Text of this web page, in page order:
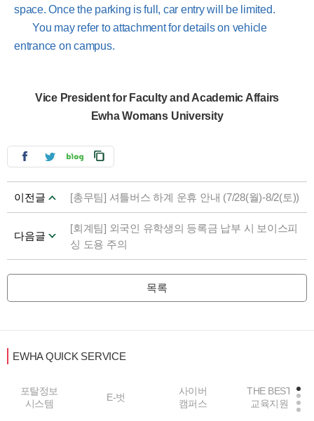
space. Once the parking is full, car entry will be limited.
You may refer to attachment for details on vehicle
entrance on campus.
Vice President for Faculty and Academic Affairs
Ewha Womans University
이전글 [총무팀] 셔틀버스 하계 운휴 안내 (7/28(월)-8/2(토))
다음글
[회계팀] 외국인 유학생의 등록금 납부 시 보이스피
싱 도용 주의
목록
EWHA QUICK SERVICE
포탈정보
시스템
E-벗
사이버
캠퍼스
THE BEST
교육지원